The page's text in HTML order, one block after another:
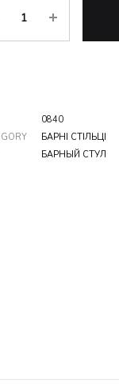
0840
БАРНІ СТІЛЬЦІ
БАРНЫЙ СТУЛ